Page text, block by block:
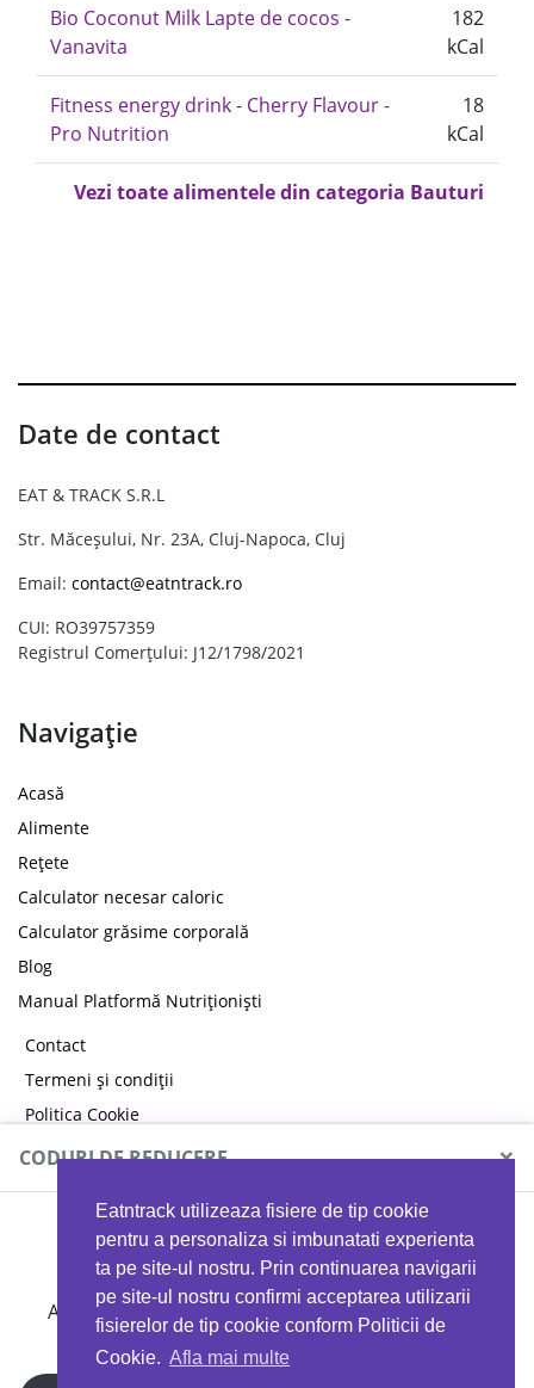
Eatntrack utilizeaza fisiere de tip cookie
pentru a personaliza si imbunatati experienta
ta pe site-ul nostru. Prin continuarea navigarii
pe site-ul nostru confirmi acceptarea utilizarii
fisierelor de tip cookie conform Politicii de
Cookie. Afla mai multe
Bio Coconut Milk Lapte de cocos -
Vanavita
182
kCal
Fitness energy drink - Cherry Flavour -
Pro Nutrition
18
kCal
Vezi toate alimentele din categoria Bauturi
Date de contact
EAT & TRACK S.R.L
Str. Măceșului, Nr. 23A, Cluj-Napoca, Cluj
Email: contact@eatntrack.ro
CUI: RO39757359
Registrul Comerțului: J12/1798/2021
Navigație
Acasă
Alimente
Rețete
Calculator necesar caloric
Calculator grăsime corporală
Blog
Manual Platformă Nutriționiști
Contact
Termeni și condiții
Politica Cookie
Politica de confidențialitate
CODURI DE REDUCERE ×
MYPROTEIN
Ai 40%reducere la orice comandă folosind codul
EATTRACK